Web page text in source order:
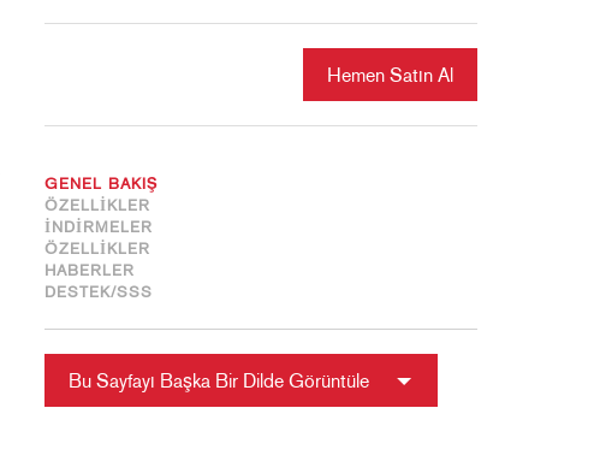
Hemen Satın Al
GENEL BAKIŞ
ÖZELLIKLER
İNDIRMELER
ÖZELLIKLER
HABERLER
DESTEK/SSS
Bu Sayfayı Başka Bir Dilde Görüntüle